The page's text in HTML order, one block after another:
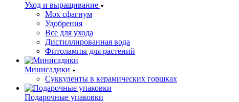
Уход и выращивание
Мох сфагнум
Удобрения
Все для ухода
Дистиллированная вода
Фитолампы для растений
Минисадики
Суккуленты в керамических горшках
Подарочные упаковки